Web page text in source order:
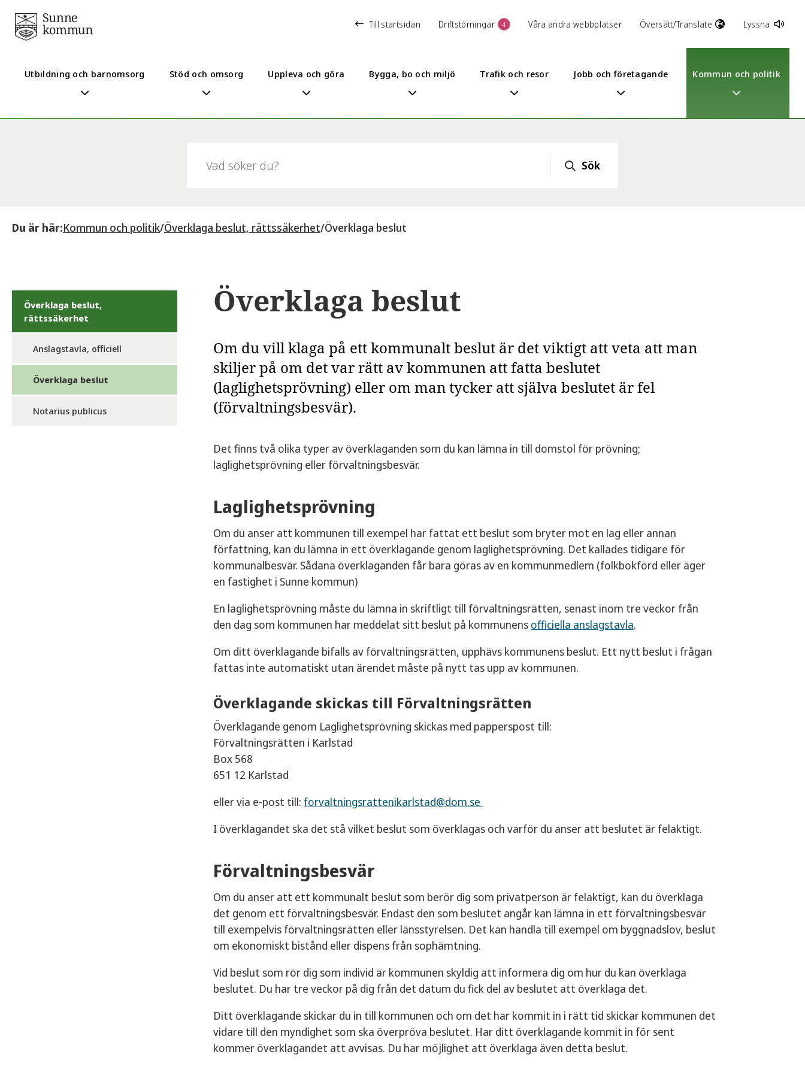
Till startsidan Driftstörningar 4 Våra andra webbplatser Översätt/Translate Lyssna
Utbildning och barnomsorg Stöd och omsorg Uppleva och göra Bygga, bo och miljö Trafik och resor Jobb och företagande Kommun och politik
Sök
Du är här:Kommun och politik/Överklaga beslut, rättssäkerhet/Överklaga beslut
Överklaga beslut,
rättssäkerhet
Anslagstavla, officiell
Överklaga beslut
Notarius publicus
Överklaga beslut
Om du vill klaga på ett kommunalt beslut är det viktigt att veta att man
skiljer på om det var rätt av kommunen att fatta beslutet
(laglighetsprövning) eller om man tycker att själva beslutet är fel
(förvaltningsbesvär).
Det finns två olika typer av överklaganden som du kan lämna in till domstol för prövning;
laglighetsprövning eller förvaltningsbesvär.
Laglighetsprövning
Om du anser att kommunen till exempel har fattat ett beslut som bryter mot en lag eller annan
författning, kan du lämna in ett överklagande genom laglighetsprövning. Det kallades tidigare för
kommunalbesvär. Sådana överklaganden får bara göras av en kommunmedlem (folkbokförd eller äger
en fastighet i Sunne kommun)
En laglighetsprövning måste du lämna in skriftligt till förvaltningsrätten, senast inom tre veckor från
den dag som kommunen har meddelat sitt beslut på kommunens officiella anslagstavla.
Om ditt överklagande bifalls av förvaltningsrätten, upphävs kommunens beslut. Ett nytt beslut i frågan
fattas inte automatiskt utan ärendet måste på nytt tas upp av kommunen.
Överklagande skickas till Förvaltningsrätten
Överklagande genom Laglighetsprövning skickas med papperspost till:
Förvaltningsrätten i Karlstad
Box 568
651 12 Karlstad
eller via e-post till: forvaltningsrattenikarlstad@dom.se
I överklagandet ska det stå vilket beslut som överklagas och varför du anser att beslutet är felaktigt.
Förvaltningsbesvär
Om du anser att ett kommunalt beslut som berör dig som privatperson är felaktigt, kan du överklaga
det genom ett förvaltningsbesvär. Endast den som beslutet angår kan lämna in ett förvaltningsbesvär
till exempelvis förvaltningsrätten eller länsstyrelsen. Det kan handla till exempel om byggnadslov, beslut
om ekonomiskt bistånd eller dispens från sophämtning.
Vid beslut som rör dig som individ är kommunen skyldig att informera dig om hur du kan överklaga
beslutet. Du har tre veckor på dig från det datum du fick del av beslutet att överklaga det.
Ditt överklagande skickar du in till kommunen och om det har kommit in i rätt tid skickar kommunen det
vidare till den myndighet som ska överpröva beslutet. Har ditt överklagande kommit in för sent
kommer överklagandet att avvisas. Du har möjlighet att överklaga även detta beslut.